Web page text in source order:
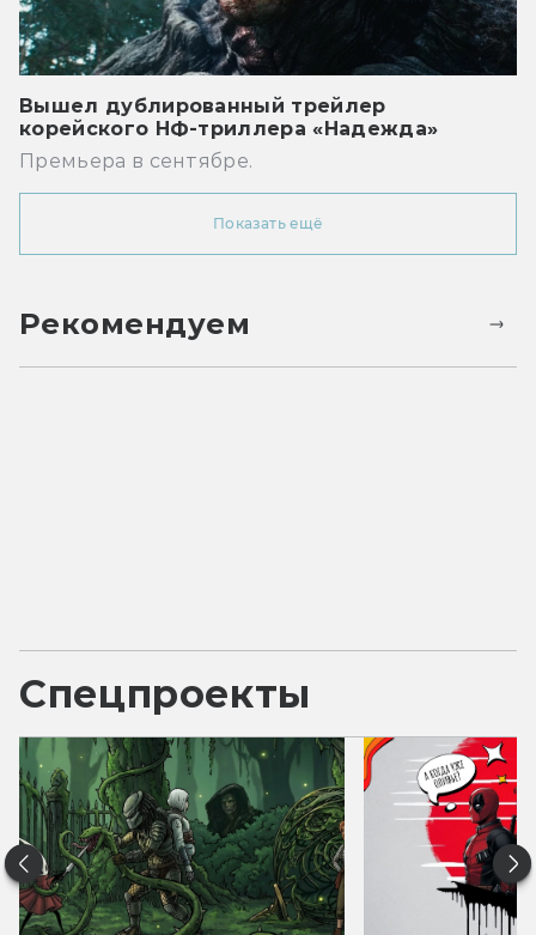
Вышел дублированный трейлер
корейского НФ-триллера «Надежда»
Премьера в сентябре.
Показать ещё
Рекомендуем
Спецпроекты